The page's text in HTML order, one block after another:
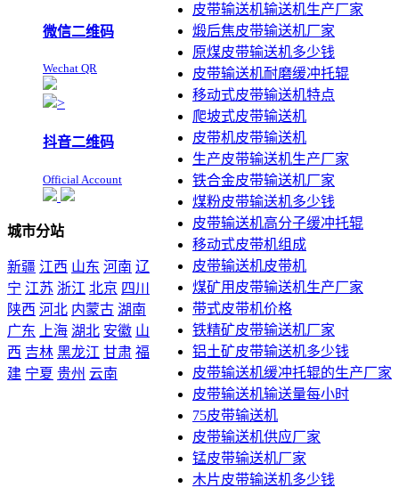
皮带输送机输送机生产厂家
煅后焦皮带输送机厂家
原煤皮带输送机多少钱
皮带输送机耐磨缓冲托辊
移动式皮带输送机特点
爬坡式皮带输送机
皮带机皮带输送机
生产皮带输送机生产厂家
铁合金皮带输送机厂家
煤粉皮带输送机多少钱
皮带输送机高分子缓冲托辊
移动式皮带机组成
皮带输送机皮带机
煤矿用皮带输送机生产厂家
带式皮带机价格
铁精矿皮带输送机厂家
铝土矿皮带输送机多少钱
皮带输送机缓冲托辊的生产厂家
皮带输送机输送量每小时
75皮带输送机
皮带输送机供应厂家
锰皮带输送机厂家
木片皮带输送机多少钱
微信二维码
Wechat QR
>
抖音二维码
Official Account
城市分站
新疆 江西 山东 河南 辽
宁 江苏 浙江 北京 四川
陕西 河北 内蒙古 湖南
广东
上海 湖北 安徽 山
西 吉林 黑龙江 甘肃 福
建 宁夏 贵州 云南